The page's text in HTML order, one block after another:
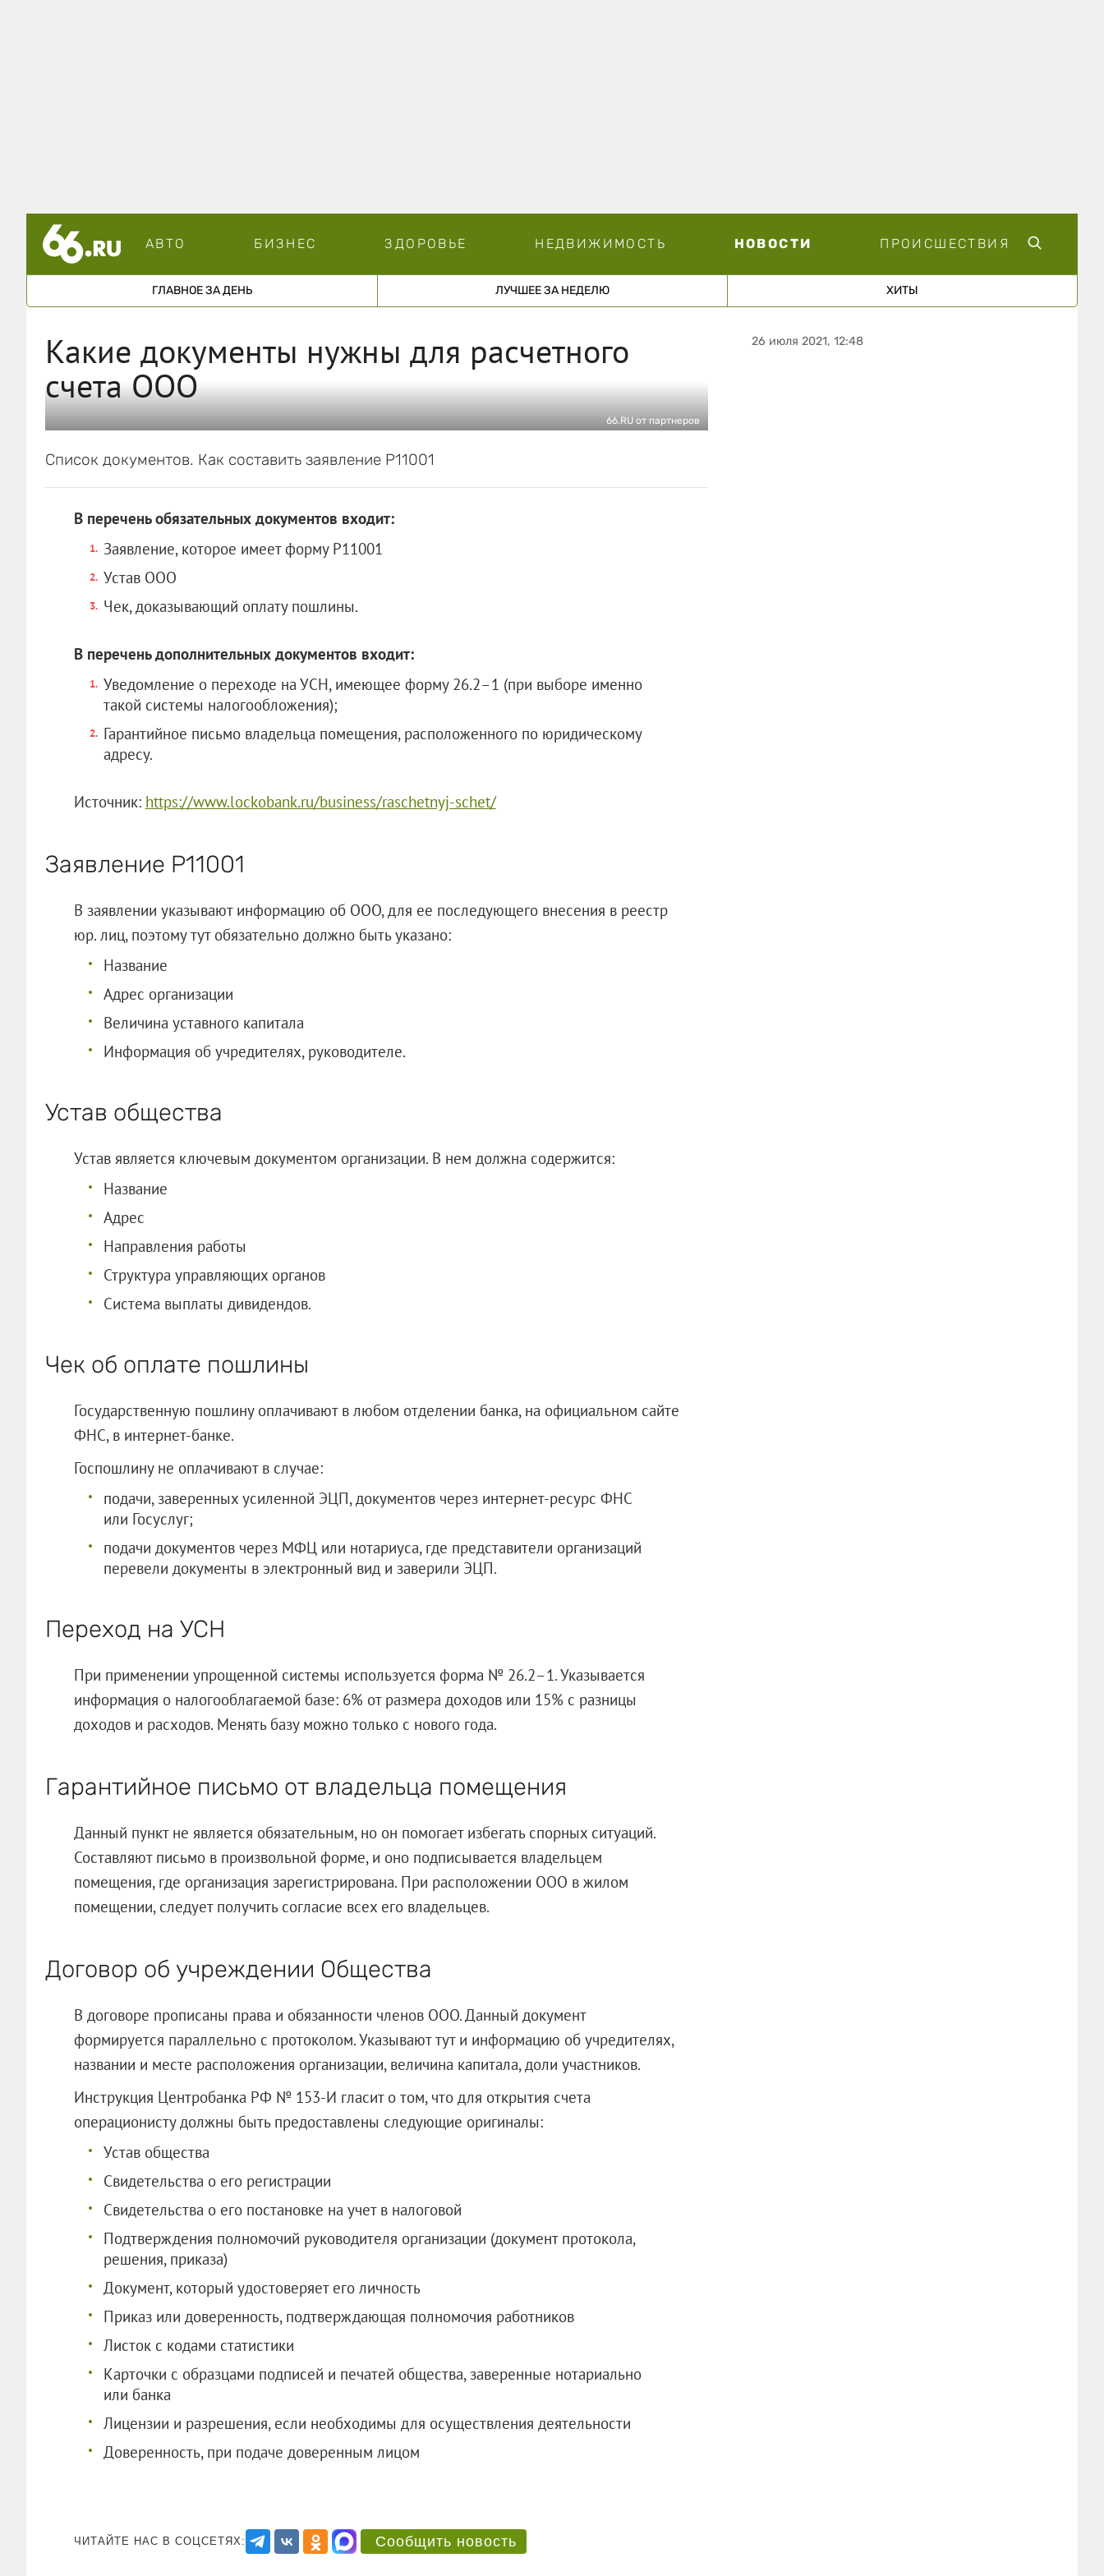
АВТО БИЗНЕС ЗДОРОВЬЕ НЕДВИЖИМОСТЬ НОВОСТИ ПРОИСШЕСТВИЯ
ГЛАВНОЕ ЗА ДЕНЬ ЛУЧШЕЕ ЗА НЕДЕЛЮ ХИТЫ
Какие документы нужны для расчетного
счета ООО
66.RU от партнеров
Список документов. Как составить заявление Р11001
В перечень обязательных документов входит:
Заявление, которое имеет форму Р11001
Устав ООО
Чек, доказывающий оплату пошлины.
В перечень дополнительных документов входит:
Уведомление о переходе на УСН, имеющее форму 26.2–1 (при выборе именно
такой системы налогообложения);
Гарантийное письмо владельца помещения, расположенного по юридическому
адресу.
Источник: https://www.lockobank.ru/business/raschetnyj-schet/
Заявление Р11001
В заявлении указывают информацию об ООО, для ее последующего внесения в реестр
юр. лиц, поэтому тут обязательно должно быть указано:
Название
Адрес организации
Величина уставного капитала
Информация об учредителях, руководителе.
Устав общества
Устав является ключевым документом организации. В нем должна содержится:
Название
Адрес
Направления работы
Структура управляющих органов
Система выплаты дивидендов.
Чек об оплате пошлины
Государственную пошлину оплачивают в любом отделении банка, на официальном сайте
ФНС, в интернет-банке.
Госпошлину не оплачивают в случае:
подачи, заверенных усиленной ЭЦП, документов через интернет-ресурс ФНС
или Госуслуг;
подачи документов через МФЦ или нотариуса, где представители организаций
перевели документы в электронный вид и заверили ЭЦП.
Переход на УСН
При применении упрощенной системы используется форма № 26.2–1. Указывается
информация о налогооблагаемой базе: 6% от размера доходов или 15% с разницы
доходов и расходов. Менять базу можно только с нового года.
Гарантийное письмо от владельца помещения
Данный пункт не является обязательным, но он помогает избегать спорных ситуаций.
Составляют письмо в произвольной форме, и оно подписывается владельцем
помещения, где организация зарегистрирована. При расположении ООО в жилом
помещении, следует получить согласие всех его владельцев.
Договор об учреждении Общества
В договоре прописаны права и обязанности членов ООО. Данный документ
формируется параллельно с протоколом. Указывают тут и информацию об учредителях,
названии и месте расположения организации, величина капитала, доли участников.
Инструкция Центробанка РФ № 153-И гласит о том, что для открытия счета
операционисту должны быть предоставлены следующие оригиналы:
Устав общества
Свидетельства о его регистрации
Свидетельства о его постановке на учет в налоговой
Подтверждения полномочий руководителя организации (документ протокола,
решения, приказа)
Документ, который удостоверяет его личность
Приказ или доверенность, подтверждающая полномочия работников
Листок с кодами статистики
Карточки с образцами подписей и печатей общества, заверенные нотариально
или банка
Лицензии и разрешения, если необходимы для осуществления деятельности
Доверенность, при подаче доверенным лицом
ЧИТАЙТЕ НАС В СОЦСЕТЯХ: Сообщить новость
26 июля 2021, 12:48